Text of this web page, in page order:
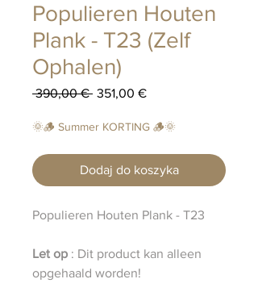
Populieren Houten
Plank - T23 (Zelf
Ophalen)
390,00 € Regularna
351,00 €Cena
🌞🪵 Summer KORTING 🪵🌞
Dodaj do koszyka
Populieren Houten Plank - T23
Let op : Dit product kan alleen
opgehaald worden!